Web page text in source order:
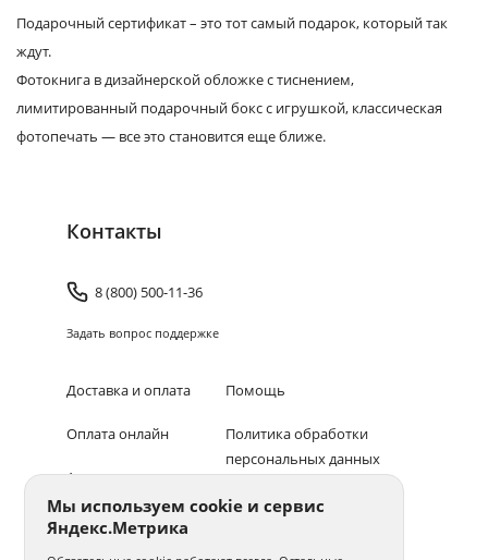
Подарочный сертификат – это тот самый подарок, который так
ждут.
Фотокнига в дизайнерской обложке с тиснением,
лимитированный подарочный бокс с игрушкой, классическая
фотопечать — все это становится еще ближе.
Доставка и оплата
Оплата онлайн
Адреса салонов
Блог
Помощь
Политика обработки
персональных данных
Контакты
8 (800) 500-11-36
Задать вопрос поддержке
© 1994–2026 Фотосфера.
Все права защищены
Мы используем cookie и сервис
Яндекс.Метрика